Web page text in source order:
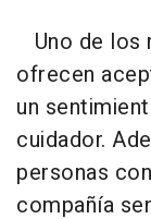
Uno de los
ofrecen
un
cuidador.
personas
compañía